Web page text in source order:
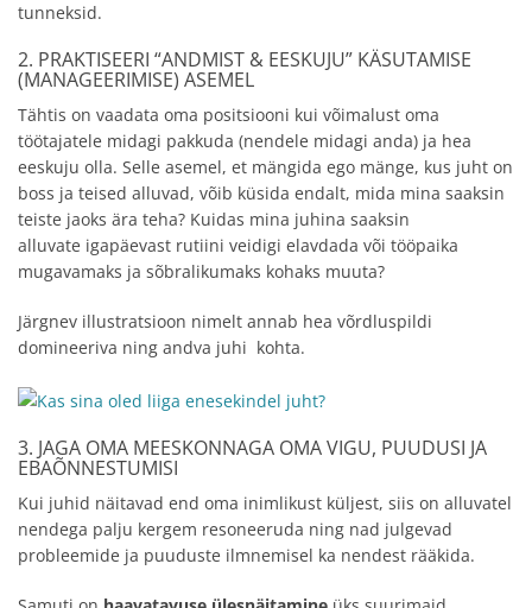
tunneksid.
2. PRAKTISEERI “ANDMIST & EESKUJU” KÄSUTAMISE
(MANAGEERIMISE) ASEMEL
Tähtis on vaadata oma positsiooni kui võimalust oma
töötajatele midagi pakkuda (nendele midagi anda) ja hea
eeskuju olla. Selle asemel, et mängida ego mänge, kus juht on
boss ja teised alluvad, võib küsida endalt, mida mina saaksin
teiste jaoks ära teha? Kuidas mina juhina saaksin
alluvate igapäevast rutiini veidigi elavdada või tööpaika
mugavamaks ja sõbralikumaks kohaks muuta?
Järgnev illustratsioon nimelt annab hea võrdluspildi
domineeriva ning andva juhi kohta.
3. JAGA OMA MEESKONNAGA OMA VIGU, PUUDUSI JA
EBAÕNNESTUMISI
Kui juhid näitavad end oma inimlikust küljest, siis on alluvatel
nendega palju kergem resoneeruda ning nad julgevad
probleemide ja puuduste ilmnemisel ka nendest rääkida.